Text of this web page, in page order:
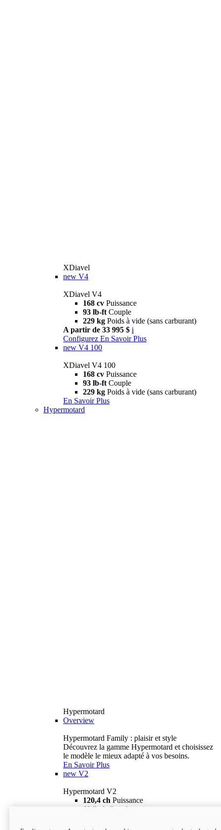
XDiavel
new V4
XDiavel V4
168 cv Puissance
93 lb-ft Couple
229 kg Poids à vide (sans carburant)
A partir de 33 995 $ i
Configurez En Savoir Plus
new V4 100
XDiavel V4 100
168 cv Puissance
93 lb-ft Couple
229 kg Poids à vide (sans carburant)
En Savoir Plus
Hypermotard
Hypermotard
Overview
Hypermotard Family : plaisir et style
Découvrez la gamme Hypermotard et choisissez
le modèle le mieux adapté à vos besoins.
En Savoir Plus
new V2
Hypermotard V2
120,4 ch Puissance
69 lb-ft
Couple
18 895 $